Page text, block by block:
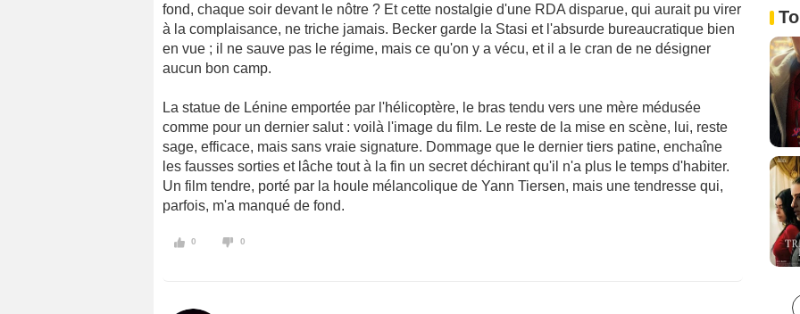
fond, chaque soir devant le nôtre ? Et cette nostalgie d'une RDA disparue, qui aurait pu virer
à la complaisance, ne triche jamais. Becker garde la Stasi et l'absurde bureaucratique bien
en vue ; il ne sauve pas le régime, mais ce qu'on y a vécu, et il a le cran de ne désigner
aucun bon camp.
La statue de Lénine emportée par l'hélicoptère, le bras tendu vers une mère médusée
comme pour un dernier salut : voilà l'image du film. Le reste de la mise en scène, lui, reste
sage, efficace, mais sans vraie signature. Dommage que le dernier tiers patine, enchaîne
les fausses sorties et lâche tout à la fin un secret déchirant qu'il n'a plus le temps d'habiter.
Un film tendre, porté par la houle mélancolique de Yann Tiersen, mais une tendresse qui,
parfois, m'a manqué de fond.
0 0